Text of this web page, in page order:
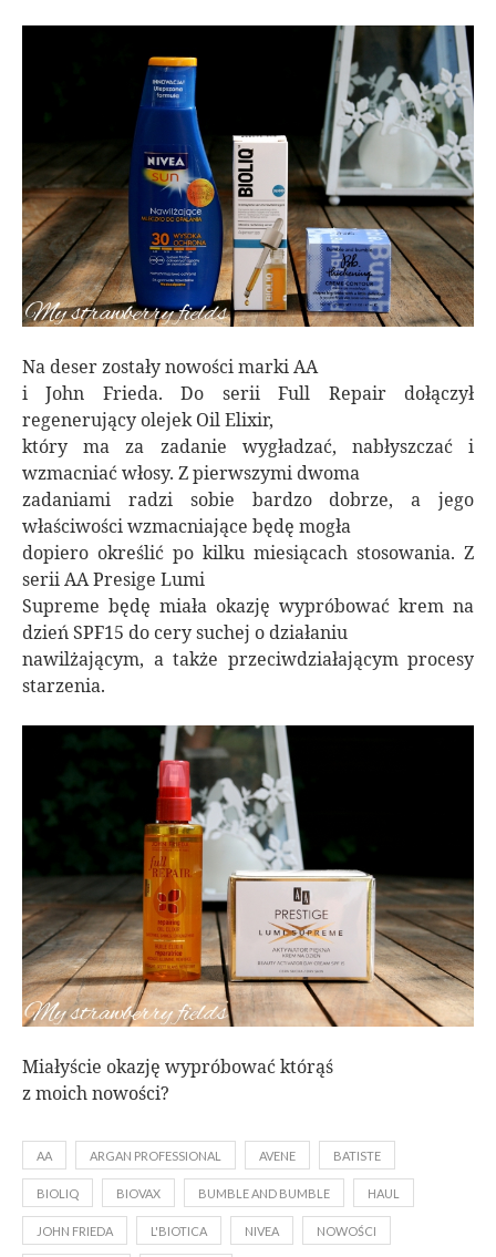
Na deser zostały nowości marki AA
i John Frieda. Do serii Full Repair dołączył
regenerujący olejek Oil Elixir,
który ma za zadanie wygładzać, nabłyszczać i
wzmacniać włosy. Z pierwszymi dwoma
zadaniami radzi sobie bardzo dobrze, a jego
właściwości wzmacniające będę mogła
dopiero określić po kilku miesiącach stosowania. Z
serii AA Presige Lumi
Supreme będę miała okazję wypróbować krem na
dzień SPF15 do cery suchej o działaniu
nawilżającym, a także przeciwdziałającym procesy
starzenia.
Miałyście okazję wypróbować którąś
z moich nowości?
AA ARGAN PROFESSIONAL AVENE BATISTE
BIOLIQ BIOVAX BUMBLE AND BUMBLE HAUL
JOHN FRIEDA L'BIOTICA NIVEA NOWOŚCI